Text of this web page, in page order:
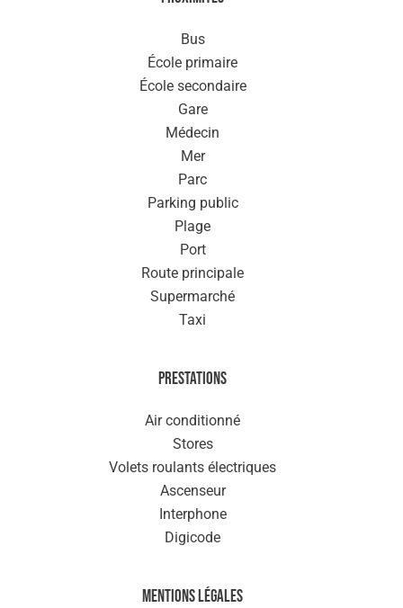
Bus
École primaire
École secondaire
Gare
Médecin
Mer
Parc
Parking public
Plage
Port
Route principale
Supermarché
Taxi
Prestations
Air conditionné
Stores
Volets roulants électriques
Ascenseur
Interphone
Digicode
Mentions légales